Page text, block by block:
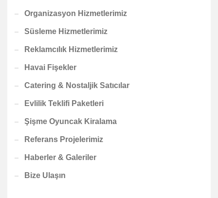
Organizasyon Hizmetlerimiz
Süsleme Hizmetlerimiz
Reklamcılık Hizmetlerimiz
Havai Fişekler
Catering & Nostaljik Satıcılar
Evlilik Teklifi Paketleri
Şişme Oyuncak Kiralama
Referans Projelerimiz
Haberler & Galeriler
Bize Ulaşın